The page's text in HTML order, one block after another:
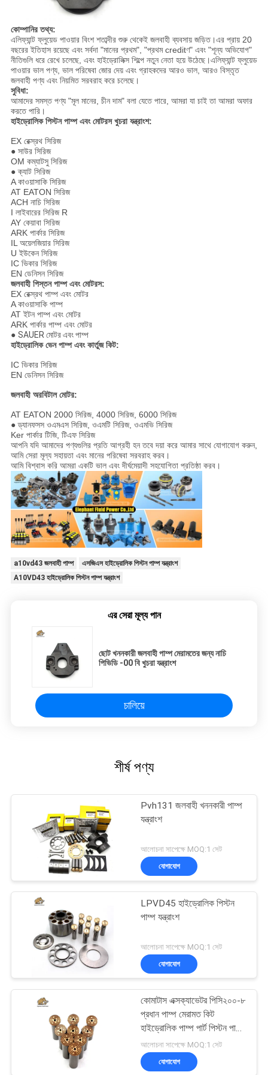
কোম্পানির তথ্য:
এলিফ্যান্ট ফ্লুয়েড পাওয়ার বিংশ শতাব্দীর শুরু থেকেই জলবাহী ব্যবসায় জড়িত।এর প্রায় 20
বছরের ইতিহাস রয়েছে এবং সর্বদা "মানের প্রথম", "প্রথম creditণ" এবং "শূন্য অভিযোগ"
নীতিগুলি ধরে রেখে চলেছে, এবং হাইড্রোলিক্স শিল্পে নতুন নেতা হয়ে উঠেছে।এলিফ্যান্ট ফ্লুয়েড
পাওয়ার ভাল পণ্য, ভাল পরিষেবা জোর দেয় এবং গ্রাহকদের আরও ভাল, আরও বিস্তৃত
জলবাহী পণ্য এবং নিয়মিত সরবরাহ করে চলেছে।
সুবিধা:
আমাদের সমস্ত পণ্য "মূল মানের, চীন দাম" বলা যেতে পারে, আমরা যা চাই তা আমরা অফার
করতে পারি।
হাইড্রোলিক পিস্টন পাম্প এবং মোটরস খুচরা যন্ত্রাংশ:
EX রেক্স্রথ সিরিজ
● সাউর সিরিজ
OM কম্যাটসু সিরিজ
● ক্যাট সিরিজ
A কাওয়াসাকি সিরিজ
AT EATON সিরিজ
ACH নাচি সিরিজ
I লাইবারের সিরিজ R
AY কেয়াবা সিরিজ
ARK পার্কার সিরিজ
IL অয়েলজিয়ার সিরিজ
U ইউকেন সিরিজ
IC ভিকার সিরিজ
EN ডেনিসন সিরিজ
জলবাহী পিস্তন পাম্প এবং মোটরস:
EX রেক্স্রথপাম্প এবং মোটর
A কাওয়াসাকি পাম্প
AT ইটন পাম্প এবং মোটর
ARK পার্কার পাম্প এবং মোটর
● SAUER মোটর এবং পাম্প
হাইড্রোলিক ভেন পাম্প এবং কার্তুজ কিট:
IC ভিকার সিরিজ
EN ডেনিসন সিরিজ
জলবাহী অরবিটাল মোটর:
AT EATON 2000 সিরিজ, 4000 সিরিজ, 6000 সিরিজ
● ড্যানফসস ওএমএস সিরিজ, ওএমটি সিরিজ, ওএমভি সিরিজ
Ker পার্কার টিজি, টিএফ সিরিজ
আপনি যদি আমাদের পণ্যগুলির প্রতি আগ্রহী হন তবে দয়া করে আমার সাথে যোগাযোগ করুন,
আমি সেরা মূল্য সহায়তা এবং মানের পরিষেবা সরবরাহ করব।
আমি বিশ্বাস করি আমরা একটি ভাল এবং দীর্ঘমেয়াদী সহযোগিতা প্রতিষ্ঠা করব।
a10vd43 জলবাহী পাম্প
এসজিএস হাইড্রোলিক পিস্টন পাম্প যন্ত্রাংশ
A10VD43 হাইড্রোলিক পিস্টন পাম্প যন্ত্রাংশ
এর সেরা মূল্য পান
ছোট খননকারী জলবাহী পাম্প মেরামতের জন্য নাচি
পিভিডি -00 বি খুচরা যন্ত্রাংশ
চালিয়ে
শীর্ষ পণ্য
Pvh131 জলবাহী খননকারী পাম্প
যন্ত্রাংশ
আলোচনা সাপেক্ষে MOQ:1 সেট
যোগাযোগ
LPVD45 হাইড্রোলিক পিস্টন
পাম্প যন্ত্রাংশ
আলোচনা সাপেক্ষে MOQ:1 সেট
যোগাযোগ
কোমাটাস এক্সক্যাভেটর পিসি২০০-৮
প্রধান পাম্প মেরামত কিট
হাইড্রোলিক পাম্প পার্ট পিস্টন পাম্প
রক্ষণাবেক্ষণ মেরামতের পরিষেবা
আলোচনা সাপেক্ষে MOQ:1 সেট
যোগাযোগ